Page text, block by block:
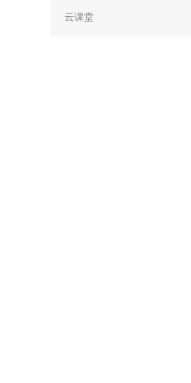
云课堂